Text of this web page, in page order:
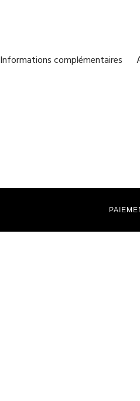
Informations complémentaires